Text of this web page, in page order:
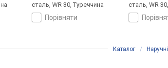
сталь, WR 30, Туреччина
порівняти
сталь, WR
Каталог /